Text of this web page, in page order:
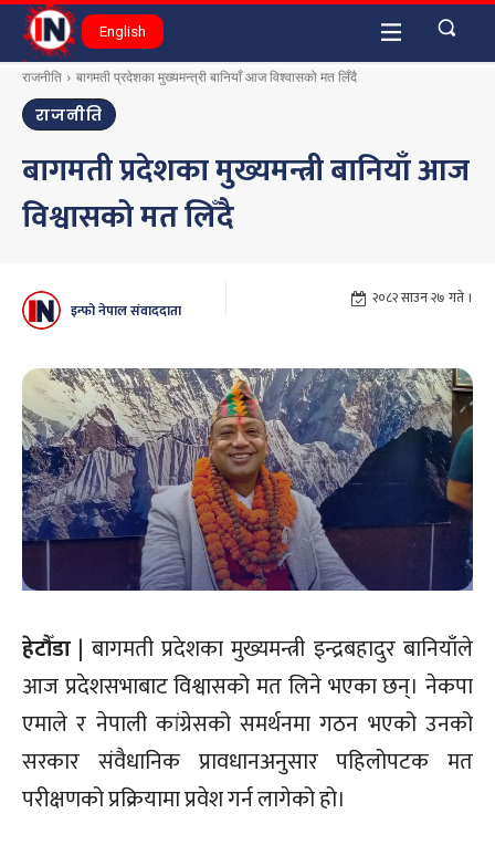
English
राजनीति बागमती प्रदेशका मुख्यमन्त्री बानियाँ आज विश्वासको मत लिँदै
राजनीति
बागमती प्रदेशका मुख्यमन्त्री बानियाँ आज
विश्वासको मत लिँदै
इन्फो नेपाल संवाददाता
२०८२ साउन २७ गते ।
हेटौँडा | बागमती प्रदेशका मुख्यमन्त्री इन्द्रबहादुर बानियाँले
आज प्रदेशसभाबाट विश्वासको मत लिने भएका छन्। नेकपा
एमाले र नेपाली कांग्रेसको समर्थनमा गठन भएको उनको
सरकार संवैधानिक प्रावधानअनुसार पहिलोपटक मत
परीक्षणको प्रक्रियामा प्रवेश गर्न लागेको हो।